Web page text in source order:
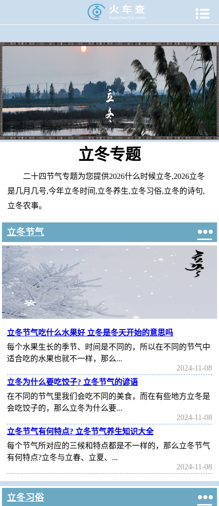

立冬专题
二十四节气专题为您提供2026什么时候立冬,2026立冬
是几月几号,今年立冬时间,立冬养生,立冬习俗,立冬的诗句,
立冬农事。
立冬节气 
立冬节气吃什么水果好 立冬是冬天开始的意思吗
每个水果生长的季节、时间是不同的，所以在不同的节气中
适合吃的水果也就不一样，那么...
2024-11-08
立冬为什么要吃饺子? 立冬节气的谚语
在不同的节气里我们会吃不同的美食，而在有些地方立冬是
会吃饺子的，那么立冬为什么要...
2024-11-08
立冬节气有何特点? 立冬节气养生知识大全
每个节气所对应的三候和特点都是不一样的，那么立冬节气
有何特点?立冬与立春、立夏、...
2024-11-08
立冬习俗 